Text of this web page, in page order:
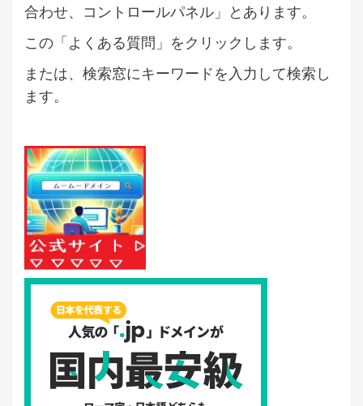
合わせ、コントロールパネル」とあります。
この「よくある質問」をクリックします。
または、検索窓にキーワードを入力して検索し
ます。